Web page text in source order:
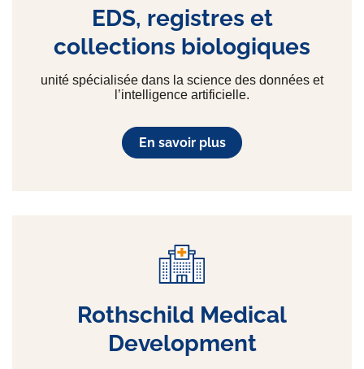
EDS, registres et
collections biologiques
unité spécialisée dans la science des données et
l’intelligence artificielle.
En savoir plus
Rothschild Medical
Development